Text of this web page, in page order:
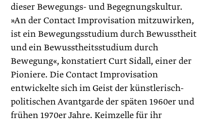
dieser Bewegungs- und Begegnungskultur.
»An der Contact Improvisation mitzuwirken,
ist ein Bewegungsstudium durch Bewusstheit
und ein Bewusstheitsstudium durch
Bewegung«, konstatiert Curt Sidall, einer der
Pioniere. Die Contact Improvisation
entwickelte sich im Geist der künstlerisch-
politischen Avantgarde der späten 1960er und
frühen 1970er Jahre. Keimzelle für ihr